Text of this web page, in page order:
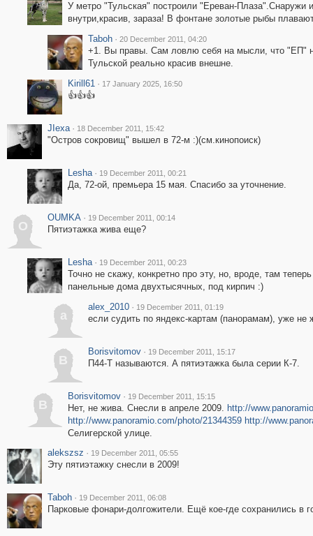
У метро "Тульская" построили "Ереван-Плаза".Снаружи
внутри,красив, зараза! В фонтане золотые рыбы
Taboh · 20 December 2011, 04:20
+1. Вы правы. Сам ловлю себя на мысли, что "ЕП"
Тульской реально красив внешне.
Kirill61 · 17 January 2025, 16:50
👍👍👍
JIexa · 18 December 2011, 15:42
"Остров сокровищ" вышел в 72-м :)(см.кинопоиск)
Lesha · 19 December 2011, 00:21
Да, 72-ой, премьера 15 мая. Спасибо за уточнение.
O
OUMKA · 19 December 2011, 00:14
Пятиэтажка жива еще?
Lesha · 19 December 2011, 00:23
Точно не скажу, конкретно про эту, но, вроде, там теперь
панельные дома двухтысячных, под кирпич :)
a
alex_2010 · 19 December 2011, 01:19
если судить по яндекс-картам (панорамам), уже не
B
Borisvitomov · 19 December 2011, 15:17
П44-Т называются. А пятиэтажка была серии К-7.
B
Borisvitomov · 19 December 2011, 15:15
Нет, не жива. Снесли в апреле 2009. http://
http://www.panoramio.com/photo/21344359 http://
Селигерской улице.
alekszsz · 19 December 2011, 05:55
Эту пятиэтажку снесли в 2009!
Taboh · 19 December 2011, 06:08
Парковые фонари-долгожители. Ещё кое-где сохранились в